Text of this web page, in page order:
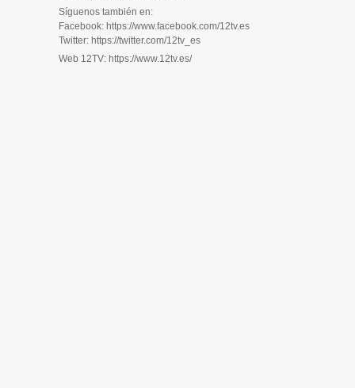
Síguenos también en:
Facebook: https://www.facebook.com/12tv.es
Twitter: https://twitter.com/12tv_es
Web 12TV: https://www.12tv.es/